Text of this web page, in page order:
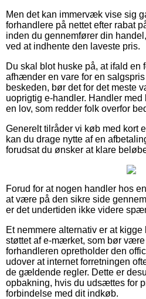
Men det kan immervæk vise sig
forhandlere på nettet efter rabat
inden du gennemfører din
ved at indhente den laveste pris.
Du skal blot huske på, at ifald en
afhænder en vare for en
beskeden, bør det for det meste
uoprigtig e-handler. Handler med
en lov, som redder folk overfor
Generelt tilråder vi køb med kort
kan du drage nytte af en
forudsat du ønsker at klare
Forud for at nogen handler hos
at være på den sikre side
er det undertiden ikke videre
Et nemmere alternativ er at
støttet af e-mærket, som bør
forhandleren opretholder den
udover at internet forretningen
de gældende regler. Dette er
opbakning, hvis du udsættes for
forbindelse med dit indkøb.